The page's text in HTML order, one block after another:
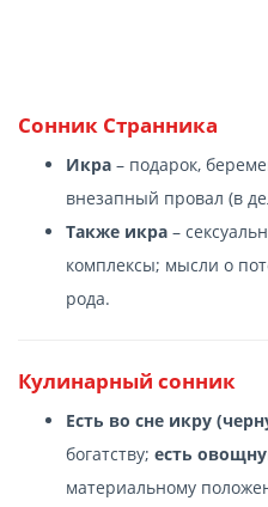
Сонник Странника
Икра – подарок,
внезапный провал (в
Также икра –
комплексы; мысли о
рода.
Кулинарный сонник
Есть во сне икру
богатству; есть
материальному